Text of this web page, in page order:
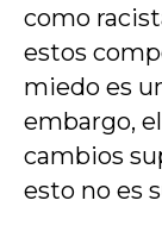
como
estos
miedo es
embargo,
cambios
esto no es